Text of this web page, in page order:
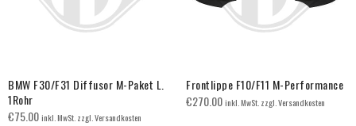
BMW F30/F31 Diffusor M-Paket L.
1Rohr
€75.00inkl. MwSt. zzgl. Versandkosten
Frontlippe F10/F11 M-Performance
€270.00inkl. MwSt. zzgl. Versandkosten